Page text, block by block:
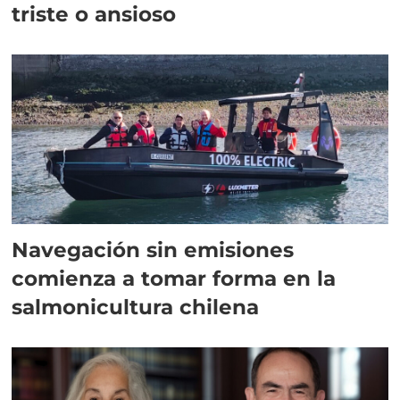
triste o ansioso
Navegación sin emisiones
comienza a tomar forma en la
salmonicultura chilena